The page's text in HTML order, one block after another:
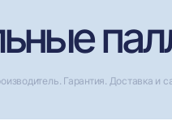
Гарантия. Доставка и